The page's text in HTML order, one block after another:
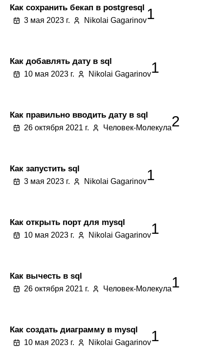
Как сохранить бекап в postgresql
3 мая 2023 г. Nikolai Gagarinov1
Как добавлять дату в sql
10 мая 2023 г. Nikolai Gagarinov1
Как правильно вводить дату в sql
26 октября 2021 г. Человек-Молекула2
Как запустить sql
3 мая 2023 г. Nikolai Gagarinov1
Как открыть порт для mysql
10 мая 2023 г. Nikolai Gagarinov1
Как вычесть в sql
26 октября 2021 г. Человек-Молекула1
Как создать диаграмму в mysql
10 мая 2023 г. Nikolai Gagarinov1